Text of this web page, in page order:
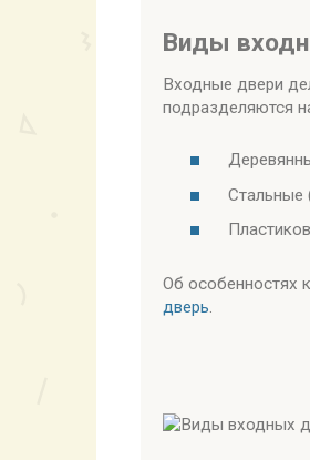
Виды
Входные двери
подразделяются
Стальные
Об особенностях
дверь.